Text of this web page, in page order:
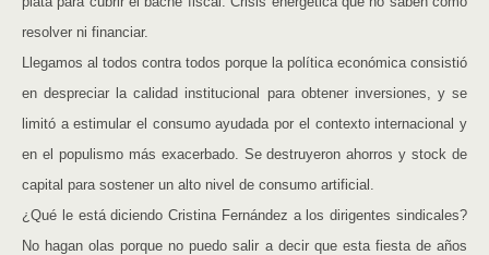
resolver ni financiar.
Llegamos al todos contra todos porque la política económica consistió
en despreciar la calidad institucional para obtener inversiones, y se
limitó a estimular el consumo ayudada por el contexto internacional y
en el populismo más exacerbado. Se destruyeron ahorros y stock de
capital para sostener un alto nivel de consumo artificial.
¿Qué le está diciendo Cristina Fernández a los dirigentes sindicales?
No hagan olas porque no puedo salir a decir que esta fiesta de años